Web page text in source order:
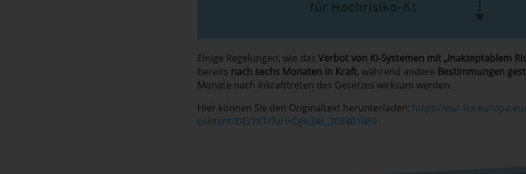
Einige Regelungen, wie das Verbot von KI-Systemen mit „inakzeptablem
bereits nach sechs Monaten in Kraft, während andere Bestimmungen
Monate nach Inkrafttreten des Gesetzes wirksam werden​.
Hier können Sie den Originaltext herunterladen: https://eur-
content/DE/TXT/?uri=OJ%3AL_202401689